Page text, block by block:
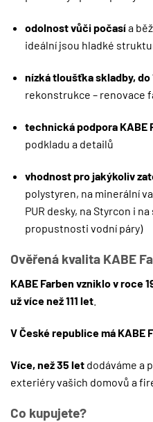
odolnost vůči počasía
ideální jsou hladké
nízká tloušťka skladby, do
rekonstrukce – renovace
technická podpora KABE
podkladu a detailů
vhodnost pro jakýkoliv
polystyren, na minerální
PUR desky, na Styrcon i
propustnosti vodní páry)
Ověřená kvalita KABE
KABE Farben vzniklo v roce
už více než 111 let
V České republice má KABE
Více, než 35 let dodáváme a
exteriéry vašich domovů a
Co kupujete?